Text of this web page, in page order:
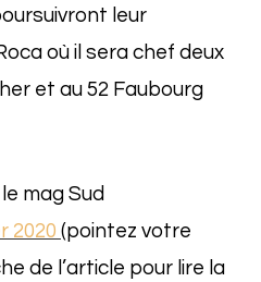
leur
où il sera chef deux
et au 52 Faubourg
mag Sud
2020 (pointez votre
de l’article pour lire la